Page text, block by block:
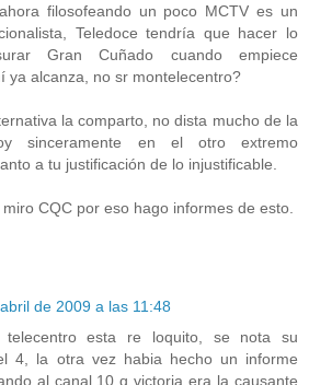
filosofeando un poco MCTV es un
Teledoce tendría que hacer lo
Gran Cuñado cuando empiece
ya alcanza, no sr montelecentro?
la comparto, no dista mucho de la
sinceramente en el otro extremo
a tu justificación de lo injustificable.
CQC por eso hago informes de esto.
de 2009 a las 11:48
esta re loquito, se nota su
4, la otra vez habia hecho un informe
al canal 10 q victoria era la causante